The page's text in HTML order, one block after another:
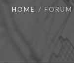
HOME FORUM